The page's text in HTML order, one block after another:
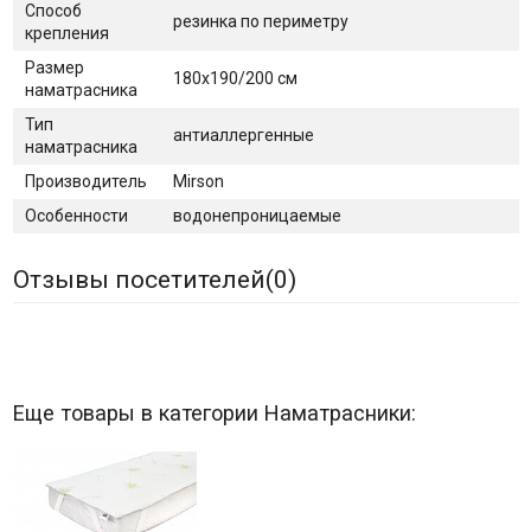
Способ
крепления
резинка по периметру
Размер
наматрасника
180х190/200 см
Тип
наматрасника
антиаллергенные
Производитель
Mirson
Особенности
водонепроницаемые
Отзывы посетителей(0)
Еще товары в категории Наматрасники: